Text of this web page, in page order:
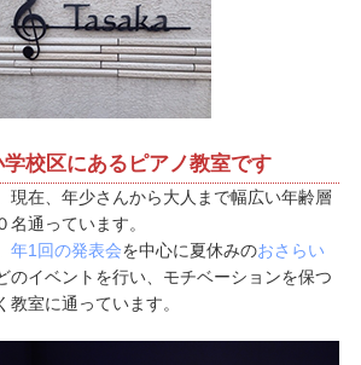
校区にあるピアノ教室です
現在、年少さんから大人まで幅広い年齢層
通っています。
年1回の発表会を中心に夏休みのおさらい
のイベントを行い、モチベーションを保つ
教室に通っています。